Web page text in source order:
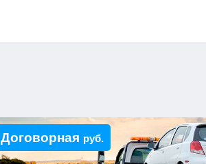
Договорная руб.